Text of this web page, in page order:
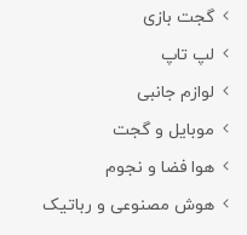
گجت بازی
لپ تاپ
لوازم جانبی
موبایل و گجت
هوا فضا و نجوم
هوش مصنوعی و رباتیک